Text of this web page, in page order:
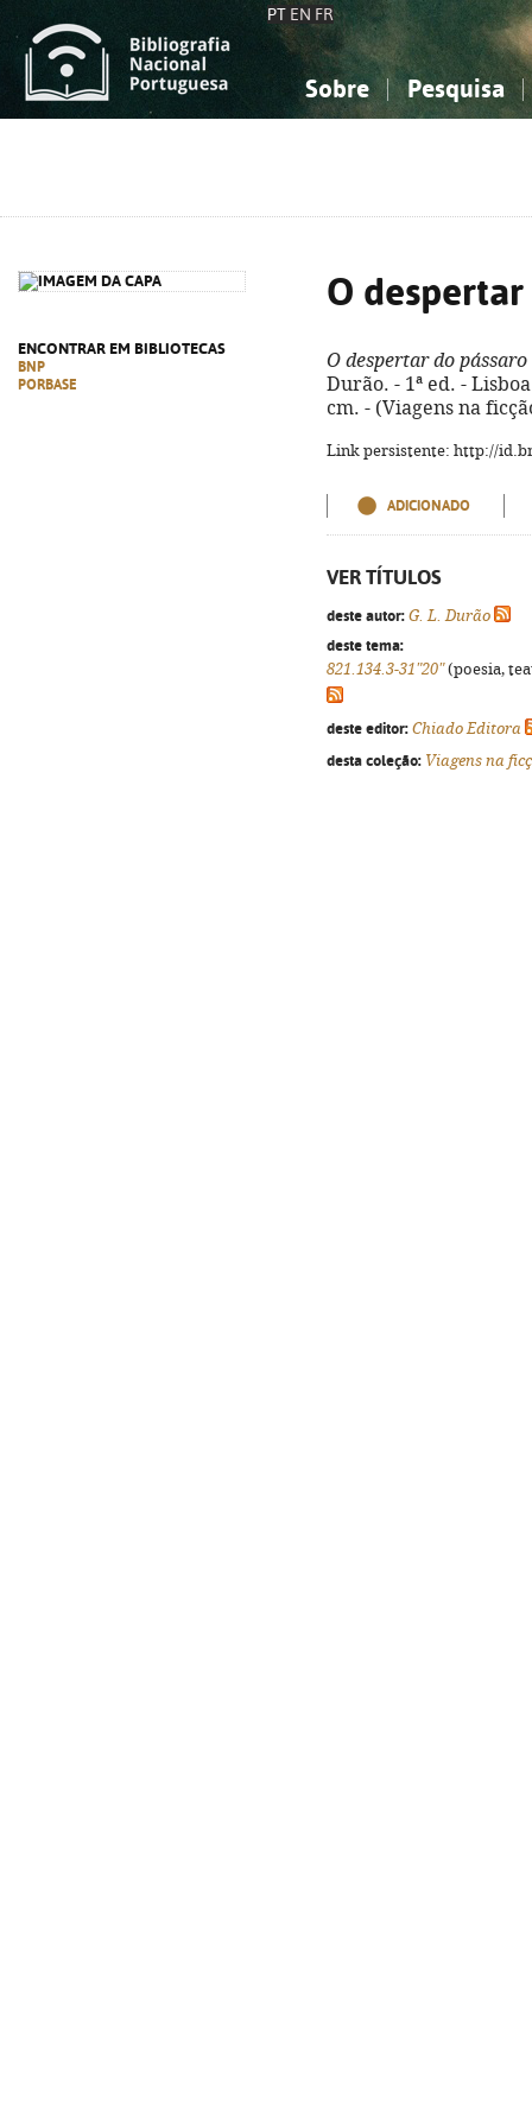
PT EN FR
Sobre Pesquisa
ENCONTRAR EM BIBLIOTECAS
BNP
PORBASE
O
O despertar do
Durão. - 1ª ed. -
cm. - (Viagens na
Link persistente: http://
ADICIONADO
VER TÍTULOS
deste autor: G. L. Durão
deste tema:
821.134.3-31"20"(poesia,
deste editor: Chiado Editora
desta coleção: Viagens na